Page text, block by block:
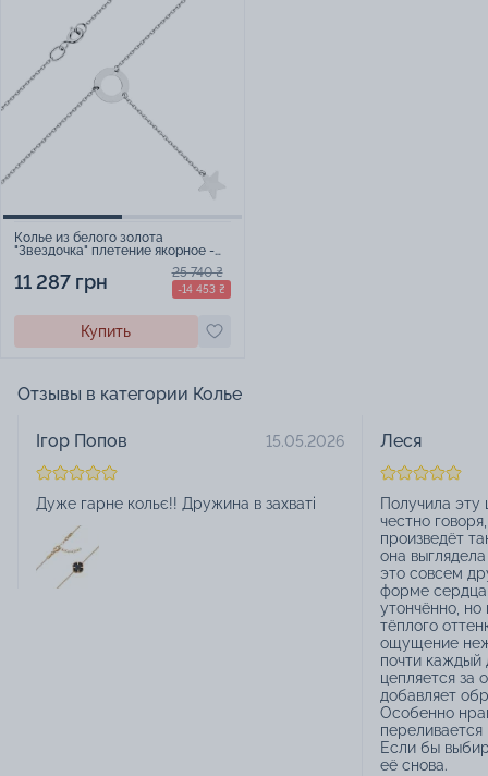
Колье из белого золота
"Звездочка" плетение якорное -
11 287 грн 25 740 ₴
-14 453 ₴
Купить
Отзывы в категории Колье
Ігор Попов 15.05.2026
Дуже гарне кольє!! Дружина в захваті
Леся
Получила эту
честно
произведёт
она
это совсем
форме
утончённо, но
тёплого
ощущение
почти каждый
цепляется за
добавляет
Особенно
Если бы
её снова.